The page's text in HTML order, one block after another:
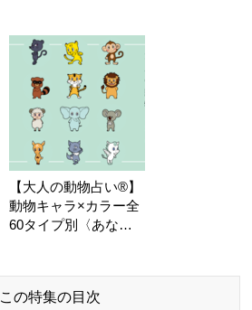
【大人の動物占い®】
動物キャラ×カラー全
60タイプ別〈あなた
この特集の目次